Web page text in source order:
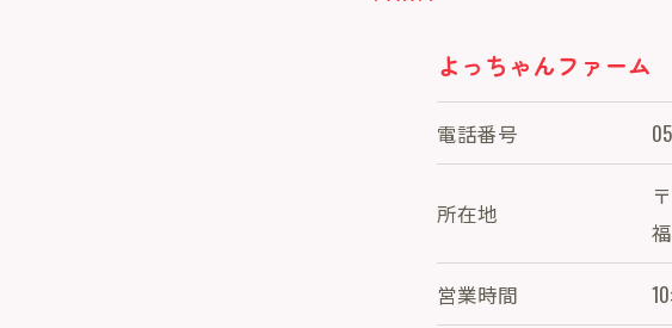
よっちゃんファーム
電話番号
所在地
営業時間